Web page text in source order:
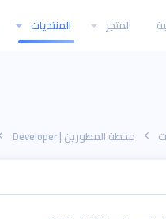
المتجر المنتديات
محطة المطورين | Developer